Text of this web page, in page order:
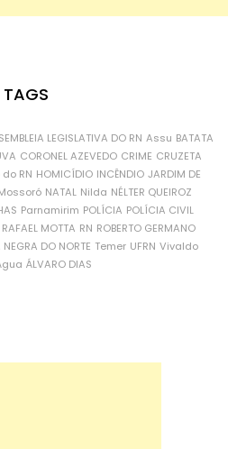
TAGS
LEGISLATIVA DO RN Assu BATATA
CORONEL AZEVEDO CRIME CRUZETA
RN HOMICÍDIO INCÊNDIO JARDIM DE
NATAL Nilda NÉLTER QUEIROZ
Parnamirim POLÍCIA POLÍCIA CIVIL
RAFAEL MOTTA RN ROBERTO GERMANO
NEGRA DO NORTE Temer UFRN Vivaldo
ÁLVARO DIAS